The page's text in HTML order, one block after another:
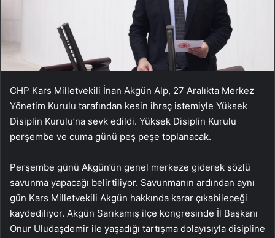
CHP Kars Milletvekili İnan Akgün Alp, 27 Aralıkta Merkez
Yönetim Kurulu tarafından kesin ihraç istemiyle Yüksek
Disiplin Kurulu’na sevk edildi. Yüksek Disiplin Kurulu
perşembe ve cuma günü peş peşe toplanacak.
Perşembe günü Akgün’ün genel merkeze giderek sözlü
savunma yapacağı belirtiliyor. Savunmanın ardından aynı
gün Kars Milletvekili Akgün hakkında karar çıkabileceği
kaydediliyor. Akgün Sarıkamış ilçe kongresinde İl Başkanı
Onur Uludaşdemir ile yaşadığı tartışma dolayısıyla disipline